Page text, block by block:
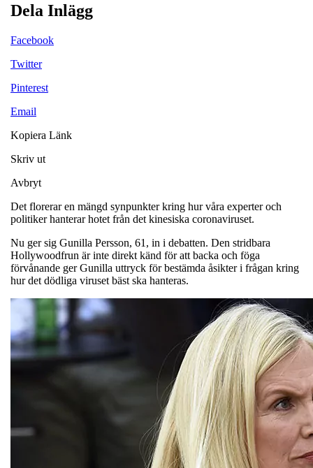
Dela Inlägg
Facebook
Twitter
Pinterest
Email
Kopiera Länk
Skriv ut
Avbryt
Det florerar en mängd synpunkter kring hur våra experter och
politiker hanterar hotet från det kinesiska coronaviruset.
Nu ger sig Gunilla Persson, 61, in i debatten. Den stridbara
Hollywoodfrun är inte direkt känd för att backa och föga
förvånande ger Gunilla uttryck för bestämda åsikter i frågan kring
hur det dödliga viruset bäst ska hanteras.